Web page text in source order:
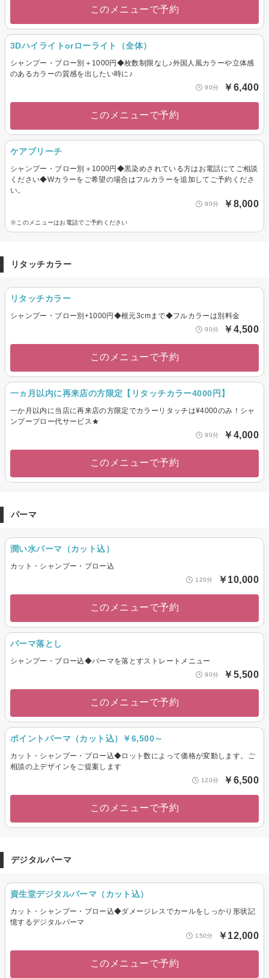
このメニューで予約
3Dハイライトorローライト（全体）
シャンプー・ブロー別＋1000円◆枚数制限なし♪外国人風カラーや立体感
のあるカラーの質感を出したい時に♪
90分 ￥6,400
このメニューで予約
ケアブリーチ
シャンプー・ブロー別＋1000円◆黒染めされている方はお電話にてご相談
ください◆Wカラーをご希望の場合はフルカラーを追加してご予約くださ
い。
90分 ￥8,000
※このメニューはお電話でご予約ください
リタッチカラー
リタッチカラー
シャンプー・ブロー別+1000円◆根元3cmまで◆フルカラーは別料金
90分 ￥4,500
このメニューで予約
一ヵ月以内に再来店の方限定【リタッチカラー4000円】
一か月以内に当店に再来店の方限定でカラーリタッチは¥4000のみ！シャ
ンプーブロー代サービス★
90分 ￥4,000
このメニューで予約
パーマ
潤い水パーマ（カット込）
カット・シャンプー・ブロー込
120分 ￥10,000
このメニューで予約
パーマ落とし
シャンプー・ブロー込◆パーマを落とすストレートメニュー
90分 ￥5,500
このメニューで予約
ポイントパーマ（カット込）￥6,500～
カット・シャンプー・ブロー込◆ロット数によって価格が変動します。ご
相談の上デザインをご提案します
120分 ￥6,500
このメニューで予約
デジタルパーマ
資生堂デジタルパーマ（カット込）
カット・シャンプー・ブロー込◆ダメージレスでカールをしっかり形状記
憶するデジタルパーマ
150分 ￥12,000
このメニューで予約